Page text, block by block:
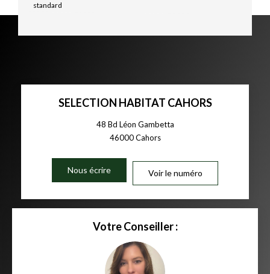
standard
SELECTION HABITAT CAHORS
48 Bd Léon Gambetta
46000Cahors
Nous écrire Voir le numéro
Votre Conseiller :